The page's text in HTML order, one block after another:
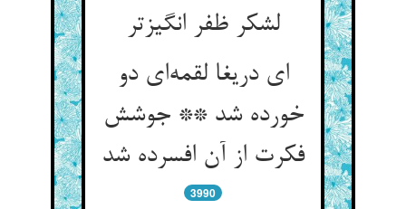
لشکر ظفر انگیزتر
ای دریغا لقمه‌‌ای دو
خورده شد ** جوشش
فکرت از آن افسرده شد
3990